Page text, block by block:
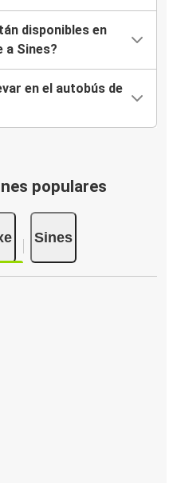
disponibles en
a Sines?
en el autobús de
populares
Sines